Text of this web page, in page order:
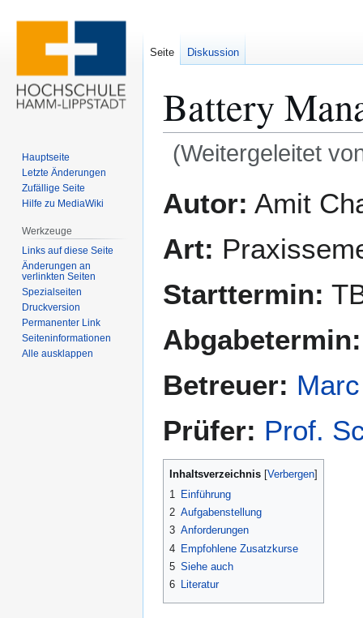
Battery
(Weitergeleitet
Navigation
Suche
Autor: Amit
Art:
Starttermin:
Abgabetermin:
Betreuer:
Prüfer: Prof.
Inhaltsverzeichnis
1
Einführung
2 Aufgabenstellung
3 Anforderungen
4 Empfohlene Zusatzkurse
5 Siehe auch
6 Literatur
Seite Diskussion
Hauptseite
Letzte Änderungen
Zufällige Seite
Hilfe zu MediaWiki
Werkzeuge
Links auf diese Seite
Änderungen an
verlinkten Seiten
Spezialseiten
Druckversion
Permanenter Link
Seiten­­informationen
Alle ausklappen